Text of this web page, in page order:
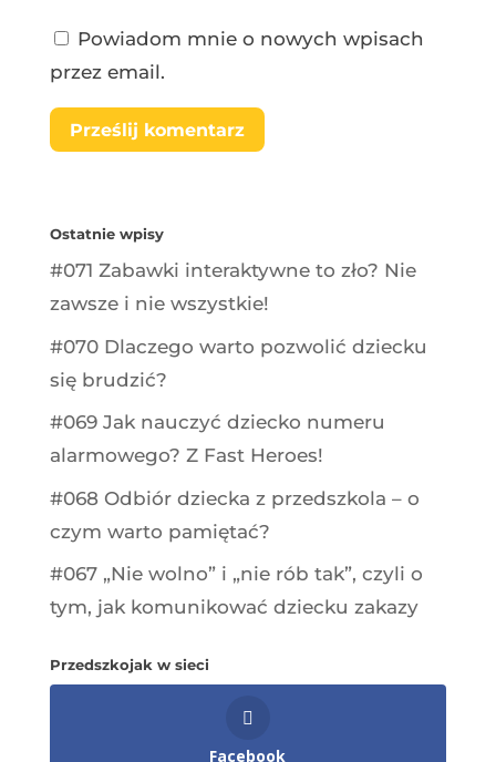
Powiadom mnie o nowych wpisach
przez email.
Ostatnie wpisy
#071 Zabawki interaktywne to zło? Nie
zawsze i nie wszystkie!
#070 Dlaczego warto pozwolić dziecku
się brudzić?
#069 Jak nauczyć dziecko numeru
alarmowego? Z Fast Heroes!
#068 Odbiór dziecka z przedszkola – o
czym warto pamiętać?
#067 „Nie wolno” i „nie rób tak”, czyli o
tym, jak komunikować dziecku zakazy
Przedszkojak w sieci
Facebook